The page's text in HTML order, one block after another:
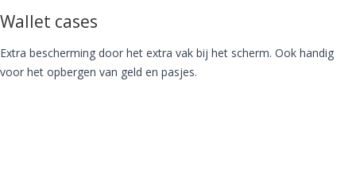
Wallet cases
Extra bescherming door het extra vak bij het scherm. Ook handig
voor het opbergen van geld en pasjes.